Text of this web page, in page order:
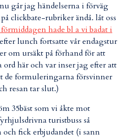
går jag händelserna i förväg
clickbate-rubriker ändå. låt oss
hade bl a vi badat i
lunch fortsatte vår endagstur
om ursäkt på förhand för att
här och var inser jag efter att
de formuleringarna försvinner
resan tar slut.)
bäst som vi åkte mot
turistbuss så
och fick erbjudandet (i sann